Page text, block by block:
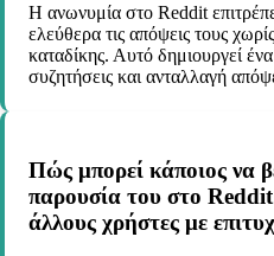
Η ανωνυμία στο Reddit
ελεύθερα τις απόψεις τους
καταδίκης. Αυτό δημιουργεί
συζητήσεις και ανταλλαγή
Πώς μπορεί κάποιος να
παρουσία του στο
άλλους χρήστες με